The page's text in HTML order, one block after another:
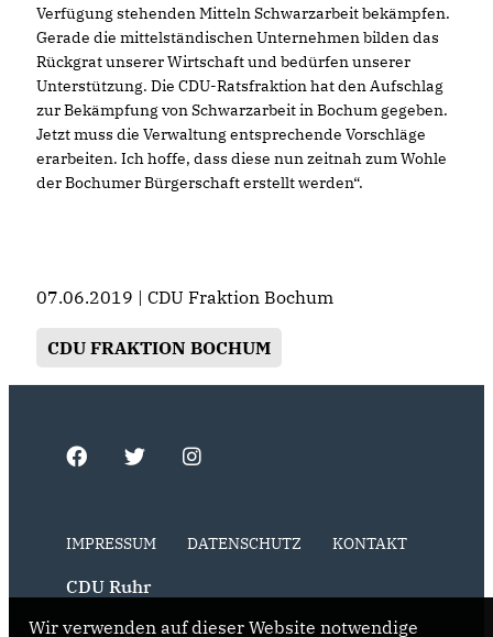
Verfügung stehenden Mitteln Schwarzarbeit bekämpfen.
Gerade die mittelständischen Unternehmen bilden das
Rückgrat unserer Wirtschaft und bedürfen unserer
Unterstützung. Die CDU-Ratsfraktion hat den Aufschlag
zur Bekämpfung von Schwarzarbeit in Bochum gegeben.
Jetzt muss die Verwaltung entsprechende Vorschläge
erarbeiten. Ich hoffe, dass diese nun zeitnah zum Wohle
der Bochumer Bürgerschaft erstellt werden“.
07.06.2019 | CDU Fraktion Bochum
CDU FRAKTION BOCHUM
IMPRESSUM DATENSCHUTZ KONTAKT
CDU Ruhr
Wir verwenden auf dieser Website notwendige